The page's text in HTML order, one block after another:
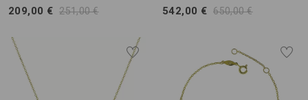
209,00 € 251,00 €
542,00 € 650,00 €